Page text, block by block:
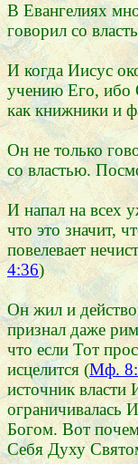
В Евангелиях
говорил со
И когда Иисус
учению Его, ибо
как книжники и
Он не только
со властью.
И напал на всех
что это значит,
повелевает
4:36)
Он жил и
признал даже
что если Тот
исцелится (Мф.
источник власти
ограничивалась
Богом. Вот
Себя Духу